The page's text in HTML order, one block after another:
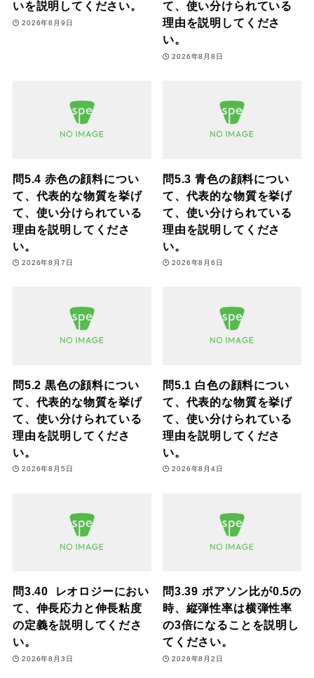
いを説明してください。
2026年8月9日
て、使い分けられている
理由を説明してくださ
い。
2026年8月8日
問5.4 赤色の顔料につい
て、代表的な物質を挙げ
て、使い分けられている
理由を説明してくださ
い。
2026年8月7日
問5.3 青色の顔料につい
て、代表的な物質を挙げ
て、使い分けられている
理由を説明してくださ
い。
2026年8月6日
問5.2 黒色の顔料につい
て、代表的な物質を挙げ
て、使い分けられている
理由を説明してくださ
い。
2026年8月5日
問5.1 白色の顔料につい
て、代表的な物質を挙げ
て、使い分けられている
理由を説明してくださ
い。
2026年8月4日
問3.40 レオロジーにおい
て、伸長応力と伸長粘度
の定義を説明してくださ
い。
2026年8月3日
問3.39 ポアソン比が0.5の
時、縦弾性率は横弾性率
の3倍になることを説明し
てください。
2026年8月2日